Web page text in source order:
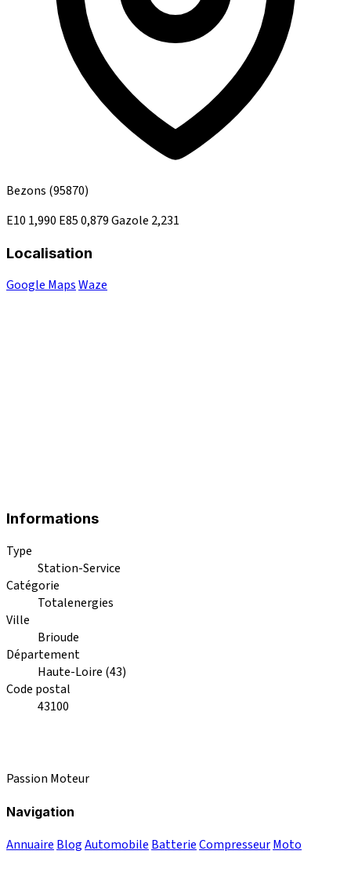
Bezons (95870)
E10 1,990 E850,879Gazole 2,231
Localisation
Google MapsWaze
Informations
Type
Station-Service
Catégorie
Totalenergies
Ville
Brioude
Département
Haute-Loire (43)
Code postal
43100
Passion Moteur
Navigation
Annuaire BlogAutomobile BatterieCompresseurMoto